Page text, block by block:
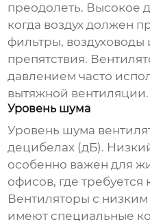
преодолеть. Высокое
когда воздух должен
фильтры, воздуховоды
препятствия.
давлением часто
вытяжной вентиляции.
Уровень шума
Уровень шума
децибелах (дБ).
особенно важен для
офисов, где
Вентиляторы с
имеют специальные